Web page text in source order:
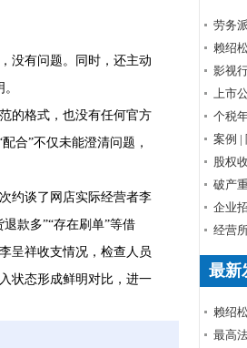
没有问题。同时，还主动
的格式，也没有任何官方
合”不仅未能澄清问题，
约谈了网店实际经营者李
款多”“存在刷单”等借
呈祥收支情况，检查人员
状态形成鲜明对比，进一
劳务
税率
赖绍
影视
上市
个税
申报
案例 |
小心
股权
破产
企业
题解
经营
问题
最新
赖绍
最高